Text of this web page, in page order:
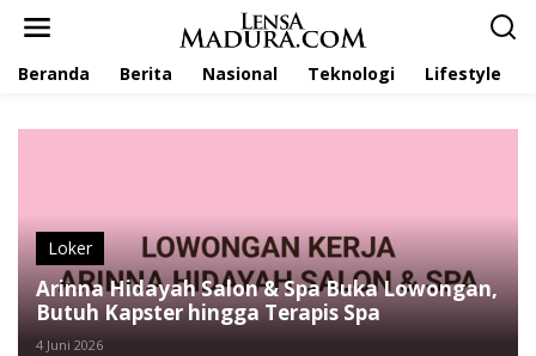
Beranda Berita Nasional Teknologi Lifestyle
Loker
Arinna Hidayah Salon & Spa Buka Lowongan,
Butuh Kapster hingga Terapis Spa
4 Juni 2026